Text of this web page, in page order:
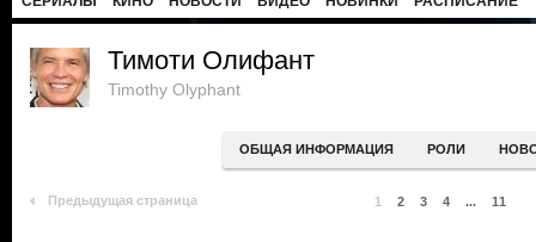
Тимоти Олифант
Timothy Olyphant
ОБЩАЯ ИНФОРМАЦИЯ РОЛИ
Предыдущая страница 1 2 3 4 ... 11